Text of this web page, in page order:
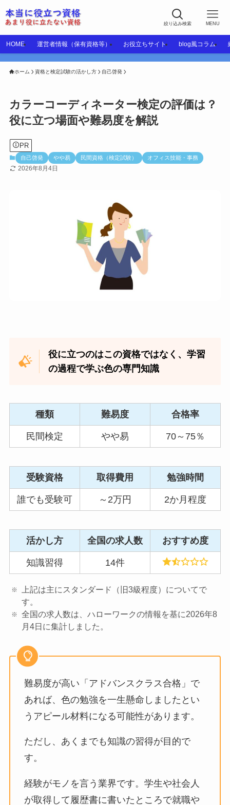
絞り込み検索 MENU
HOME 運営者情報（保有資格等） お役立ちサイト blog風コラム
ホーム 資格と検定試験の活かし方 自己啓発
カラーコーディネーター検定の評価は？
役に立つ場面や難易度を解説
PR
自己啓発 やや易 民間資格（検定試験） オフィス技能・事務
2026年8月4日
役に立つのはこの資格ではなく、学習
の過程で学ぶ色の専門知識
種類 難易度 合格率
民間検定 やや易 70～75％
受験資格 取得費用 勉強時間
誰でも受験可 ～2万円 2か月程度
活かし方 全国の求人数 おすすめ度
知識習得 14件
上記は主にスタンダード（旧3級程度）についてで
す。
全国の求人数は、ハローワークの情報を基に2026年8
月4日に集計しました。
難易度が高い「アドバンスクラス合格」で
あれば、色の勉強を一生懸命しましたとい
うアピール材料になる可能性があります。
ただし、あくまでも知識の習得が目的で
す。
経験がモノを言う業界です。学生や社会人
が取得して履歴書に書いたところで就職や